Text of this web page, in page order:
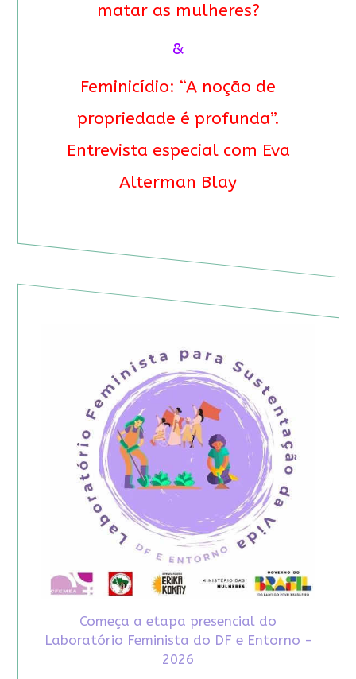
matar as mulheres?
&
Feminicídio: “A noção de
propriedade é profunda”.
Entrevista especial com Eva
Alterman Blay
Começa a etapa presencial do
Laboratório Feminista do DF e Entorno -
2026